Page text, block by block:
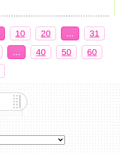
10 20 ...
31
... 40 50
60